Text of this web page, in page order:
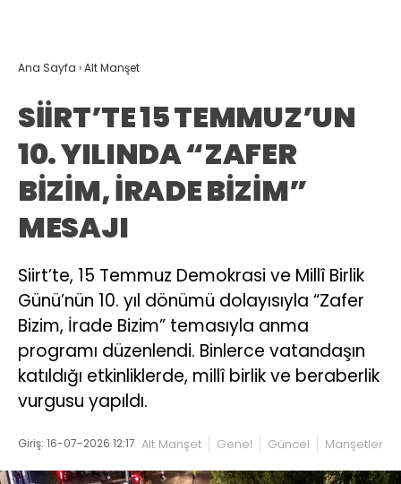
Ana Sayfa ›Alt Manşet
SİİRT’TE 15 TEMMUZ’UN
10. YILINDA “ZAFER
BİZİM, İRADE BİZİM”
MESAJI
Siirt’te, 15 Temmuz Demokrasi ve Millî Birlik
Günü’nün 10. yıl dönümü dolayısıyla “Zafer
Bizim, İrade Bizim” temasıyla anma
programı düzenlendi. Binlerce vatandaşın
katıldığı etkinliklerde, millî birlik ve beraberlik
vurgusu yapıldı.
Giriş: 16-07-2026 12:17 Alt Manşet Genel Güncel Manşetler